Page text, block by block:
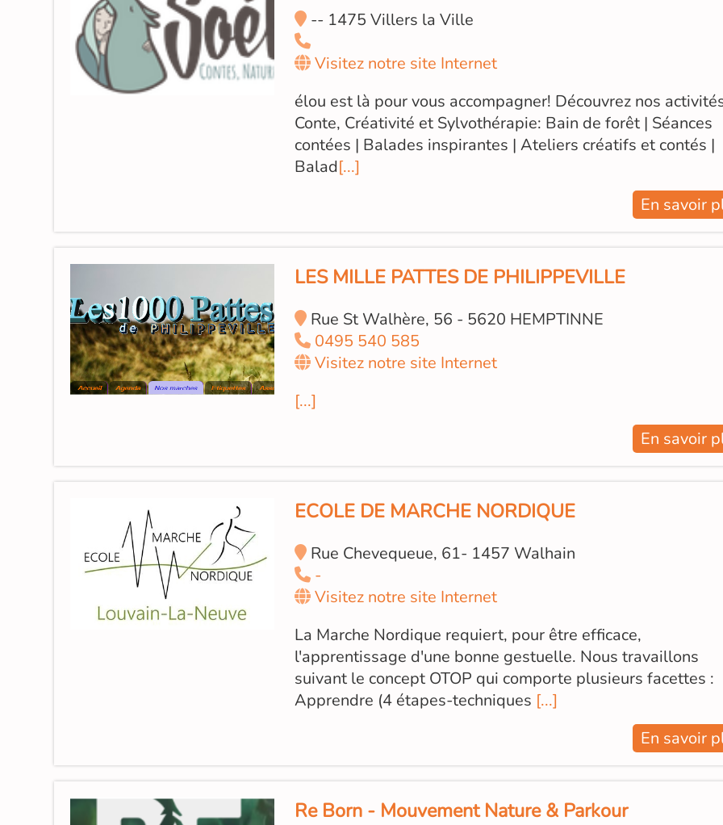
-- 1475 Villers la Ville
Visitez notre site Internet
élou est là pour vous accompagner! Découvrez nos
Conte, Créativité et Sylvothérapie: Bain de forêt | Séances
contées | Balades inspirantes | Ateliers créatifs et contés |
Balad[...]
En savoir
LES MILLE PATTES DE PHILIPPEVILLE
Rue St Walhère, 56 - 5620 HEMPTINNE
0495 540 585
Visitez notre site Internet
[...]
En savoir
ECOLE DE MARCHE NORDIQUE
Rue Chevequeue, 61- 1457 Walhain
-
Visitez notre site Internet
La Marche Nordique requiert, pour être efficace,
l'apprentissage d'une bonne gestuelle. Nous travaillons
suivant le concept OTOP qui comporte plusieurs facettes :
Apprendre (4 étapes-techniques [...]
En savoir
Re Born - Mouvement Nature & Parkour